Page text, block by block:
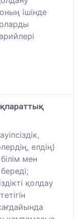
ішінде
елдің)
мен
қолдау